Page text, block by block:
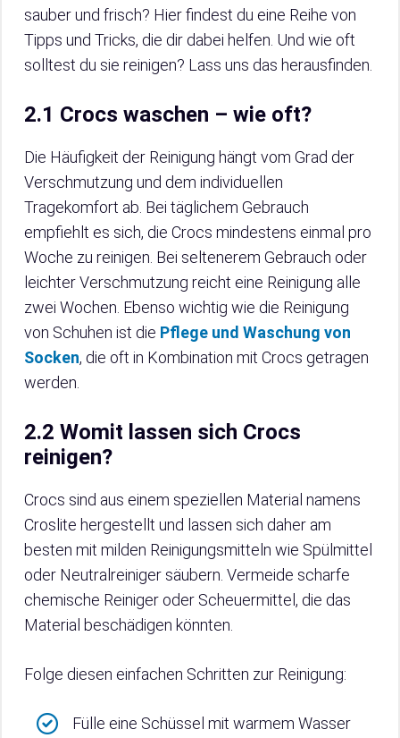
sauber und frisch? Hier findest du eine Reihe von
Tipps und Tricks, die dir dabei helfen. Und wie oft
solltest du sie reinigen? Lass uns das herausfinden.
2.1 Crocs waschen – wie oft?
Die Häufigkeit der Reinigung hängt vom Grad der
Verschmutzung und dem individuellen
Tragekomfort ab. Bei täglichem Gebrauch
empfiehlt es sich, die Crocs mindestens einmal pro
Woche zu reinigen. Bei seltenerem Gebrauch oder
leichter Verschmutzung reicht eine Reinigung alle
zwei Wochen. Ebenso wichtig wie die Reinigung
von Schuhen ist die Pflege und Waschung von
Socken, die oft in Kombination mit Crocs getragen
werden.
2.2 Womit lassen sich Crocs
reinigen?
Crocs sind aus einem speziellen Material namens
Croslite hergestellt und lassen sich daher am
besten mit milden Reinigungsmitteln wie Spülmittel
oder Neutralreiniger säubern. Vermeide scharfe
chemische Reiniger oder Scheuermittel, die das
Material beschädigen könnten.
Folge diesen einfachen Schritten zur Reinigung:
Fülle eine Schüssel mit warmem Wasser